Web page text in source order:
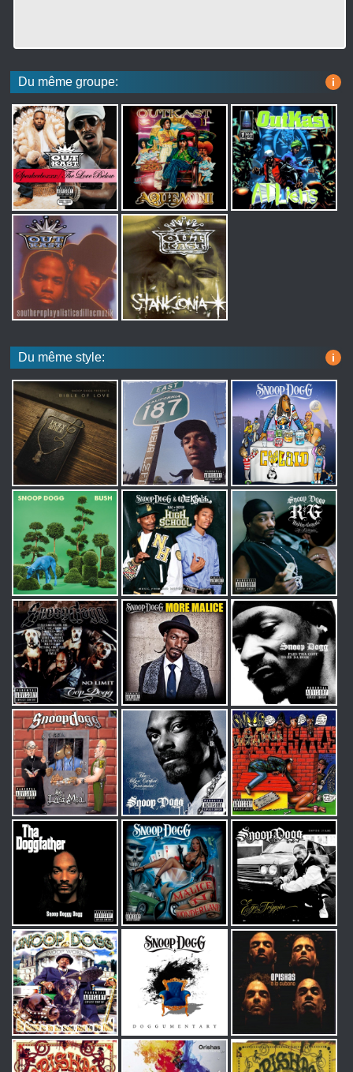
Du même groupe: i
Du même style: i